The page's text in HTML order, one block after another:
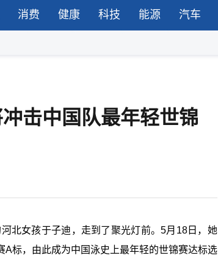
消费 健康 科技 能源 汽车
击中国队最年轻世锦
北女孩于子迪，走到了聚光灯前。5月18日，她
标，由此成为中国泳史上最年轻的世锦赛达标选